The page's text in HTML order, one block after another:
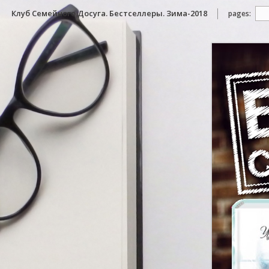
Клуб Семейного Досуга. Бестселлеры. Зима-2018 pages: